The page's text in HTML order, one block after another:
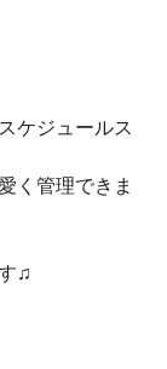
ケジュールス
く管理できま
♫